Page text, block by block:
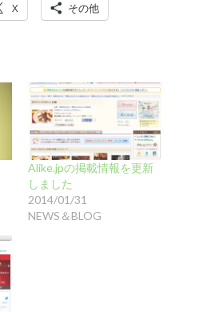
X その他
Alike.jpの掲載情報を更新
しました
2014/01/31
NEWS＆BLOG